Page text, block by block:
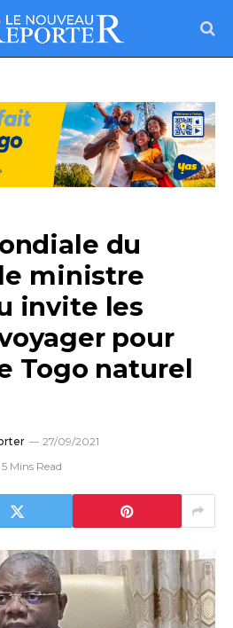
du
ministre
invite les
pour
Togo naturel
27/09/2021
5 Mins Read